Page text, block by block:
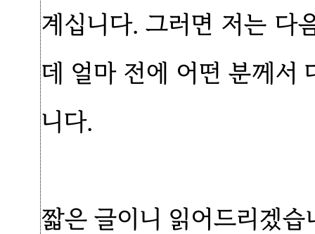
계십니다. 그러면 저는 다
데 얼마 전에 어떤 분께서
니다.
짧은 글이니 읽어드리겠습